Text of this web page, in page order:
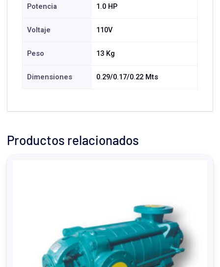
Potencia 1.0 HP
Voltaje 110V
Peso 13 Kg
Dimensiones 0.29/0.17/0.22 Mts
Productos relacionados